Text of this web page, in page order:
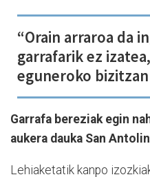
“Orain arraroa da
garrafarik ez
eguneroko
Garrafa bereziak egin
aukera dauka San
Lehiaketatik kanpo